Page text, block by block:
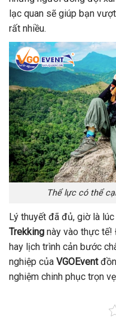
lạc quan sẽ giúp bạn
rất nhiều.
Thể lực có thể
Lý thuyết đã đủ, giờ là
Trekking này vào thực tế!
hay lịch trình cản bước
nghiệp của VGOEvent
nghiệm chinh phục trọn